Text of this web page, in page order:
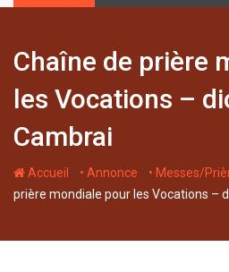
o
Chaîne de prière
les Vocations –
Cambrai
Accueil - • Annonce - • Messes/
prière mondiale pour les Vocations –